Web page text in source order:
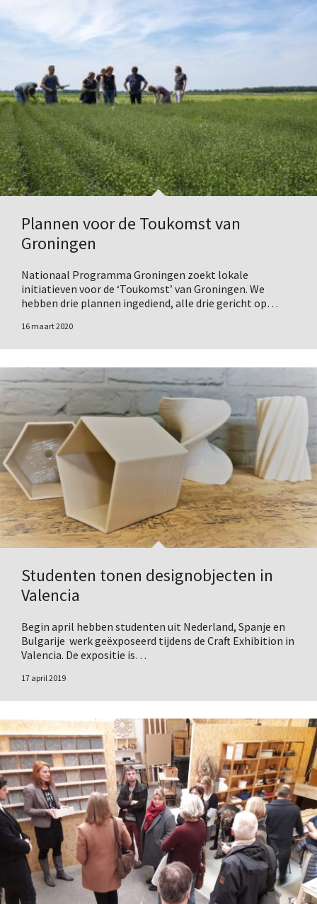
Plannen voor de Toukomst van
Groningen
Nationaal Programma Groningen zoekt lokale
initiatieven voor de ‘Toukomst’ van Groningen. We
hebben drie plannen ingediend, alle drie gericht op…
16 maart 2020
Studenten tonen designobjecten in
Valencia
Begin april hebben studenten uit Nederland, Spanje en
Bulgarije werk geëxposeerd tijdens de Craft Exhibition in
Valencia. De expositie is…
17 april 2019